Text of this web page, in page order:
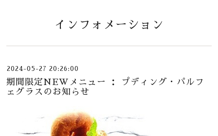
インフォメーション
2024-05-27 20:26:00
期間限定NEWメニュー ： プディング・パルフ
ェグラスのお知らせ